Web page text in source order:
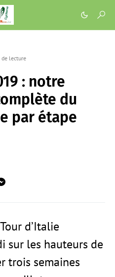
lecture
: notre
du
par étape
d’Italie
sur les hauteurs de
trois semaines